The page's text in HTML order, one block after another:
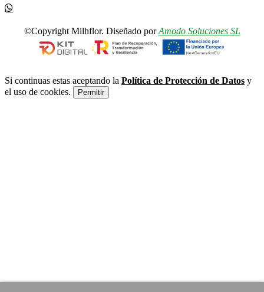
©Copyright Milhflor. Diseñado porAmodo Soluciones SL
Si continuas estas aceptando la Política de Protección de Datos y
el uso de cookies.
Permitir